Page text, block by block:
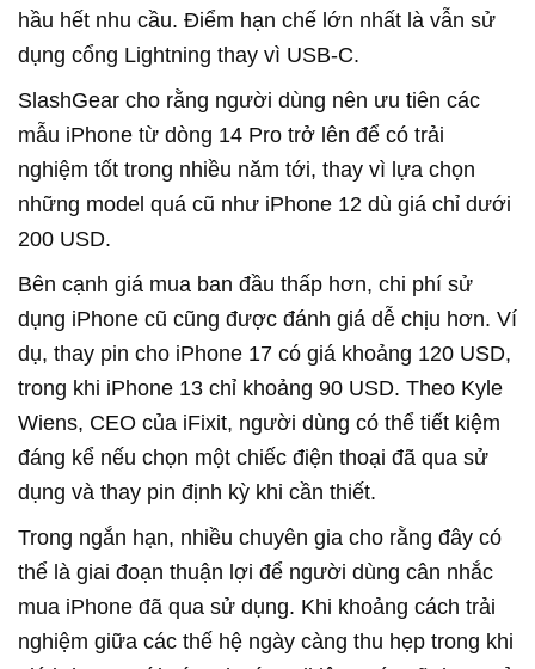
hầu hết nhu cầu. Điểm hạn chế lớn nhất là vẫn sử
dụng cổng Lightning thay vì USB-C.
SlashGear cho rằng người dùng nên ưu tiên các
mẫu iPhone từ dòng 14 Pro trở lên để có trải
nghiệm tốt trong nhiều năm tới, thay vì lựa chọn
những model quá cũ như iPhone 12 dù giá chỉ dưới
200 USD.
Bên cạnh giá mua ban đầu thấp hơn, chi phí sử
dụng iPhone cũ cũng được đánh giá dễ chịu hơn. Ví
dụ, thay pin cho iPhone 17 có giá khoảng 120 USD,
trong khi iPhone 13 chỉ khoảng 90 USD. Theo Kyle
Wiens, CEO của iFixit, người dùng có thể tiết kiệm
đáng kể nếu chọn một chiếc điện thoại đã qua sử
dụng và thay pin định kỳ khi cần thiết.
Trong ngắn hạn, nhiều chuyên gia cho rằng đây có
thể là giai đoạn thuận lợi để người dùng cân nhắc
mua iPhone đã qua sử dụng. Khi khoảng cách trải
nghiệm giữa các thế hệ ngày càng thu hẹp trong khi